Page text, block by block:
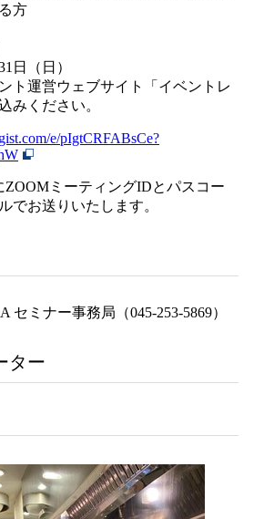
方
日（日）
ト運営ウェブサイト「イベントレ
みください。
e/pIgtCRFABsCe?
ミーティングIDとパスコー
でお送りいたします。
セミナー事務局（045-253-5869）
ター